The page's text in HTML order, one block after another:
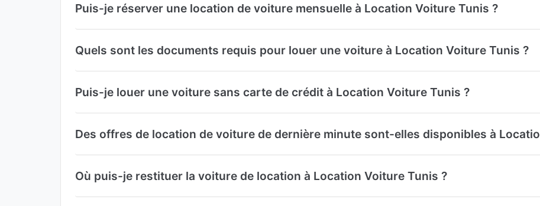
Puis-je réserver une location de voiture mensuelle à Location Voiture Tunis ?
Quels sont les documents requis pour louer une voiture à Location Voiture Tunis ?
Puis-je louer une voiture sans carte de crédit à Location Voiture Tunis ?
Des offres de location de voiture de dernière minute sont-elles disponibles à
Où puis-je restituer la voiture de location à Location Voiture Tunis ?